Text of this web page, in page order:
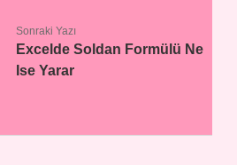
Sonraki Yazı
Excelde Soldan Formülü Ne
Ise Yarar